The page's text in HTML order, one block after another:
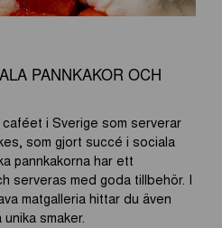
PANNKAKOR OCH
i Sverige som serverar
som gjort succé i sociala
pannkakorna har ett
serveras med goda tillbehör. I
matgalleria hittar du även
smaker.